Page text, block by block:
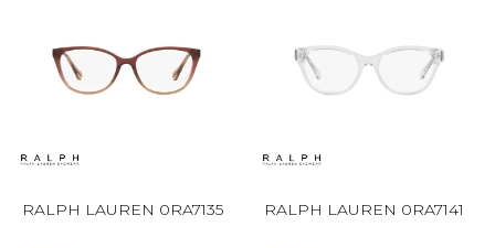
RALPH LAUREN 0RA7135 RALPH LAUREN 0RA7141